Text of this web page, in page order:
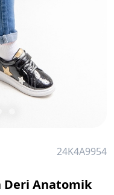
24K4A9954
Deri Anatomik